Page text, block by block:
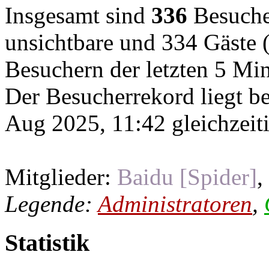
Insgesamt sind 336
unsichtbare und 334 Gäste
Besuchern der letzten 5
Der Besucherrekord liegt
Aug 2025, 11:42
Mitglieder: Baidu [Spider],
Legende:Administratoren,
Statistik